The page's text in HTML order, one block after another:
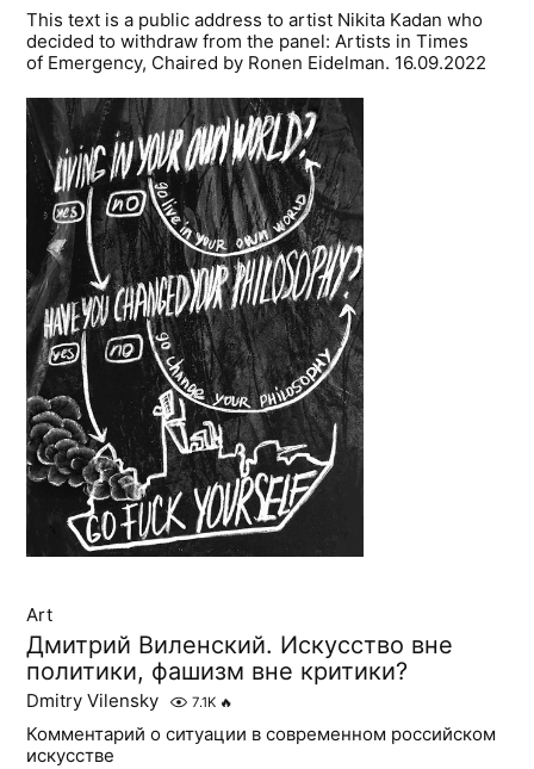
This text is a public address to artist Nikita Kadan who
decided to withdraw from the panel: Artists in Times
of Emergency, Chaired by Ronen Eidelman. 16.09.2022
Art
Дмитрий Виленский. Искусство вне
политики, фашизм вне критики?
Dmitry Vilensky 7.1K 🔥
Комментарий о ситуации в современном российском
искусстве